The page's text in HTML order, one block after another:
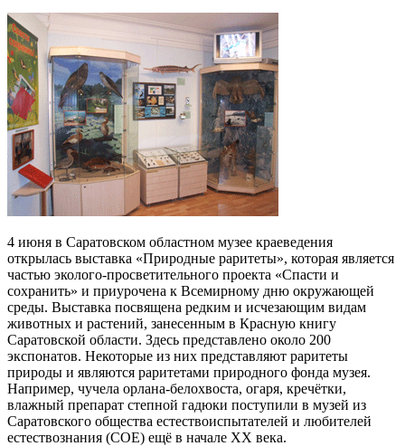
4 июня в Саратовском областном музее краеведения
открылась выставка «Природные раритеты», которая является
частью эколого-просветительного проекта «Спасти и
сохранить» и приурочена к Всемирному дню окружающей
среды. Выставка посвящена редким и исчезающим видам
животных и растений, занесенным в Красную книгу
Саратовской области. Здесь представлено около 200
экспонатов. Некоторые из них представляют раритеты
природы и являются раритетами природного фонда музея.
Например, чучела орлана-белохвоста, огаря, кречётки,
влажный препарат степной гадюки поступили в музей из
Саратовского общества естествоиспытателей и любителей
естествознания (СОЕ) ещё в начале ХХ века.